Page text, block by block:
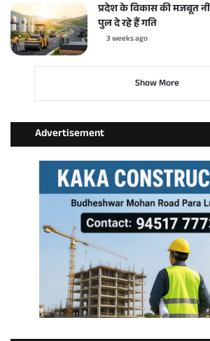
प्रदेश के विकास की मजबूत
पुल दे रहे हैं गति
3 weeks ago
Show More
Advertisement